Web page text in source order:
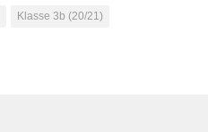
Klasse 3b (20/21)